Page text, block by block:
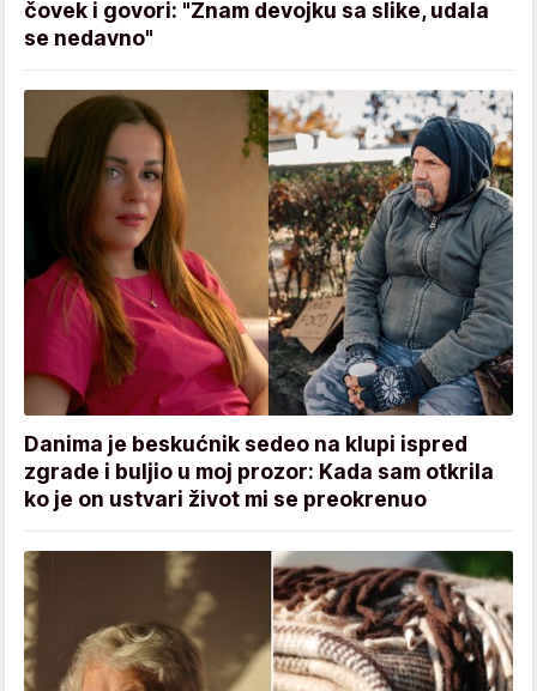
čovek i govori: "Znam devojku sa slike, udala
se nedavno"
Danima je beskućnik sedeo na klupi ispred
zgrade i buljio u moj prozor: Kada sam otkrila
ko je on ustvari život mi se preokrenuo